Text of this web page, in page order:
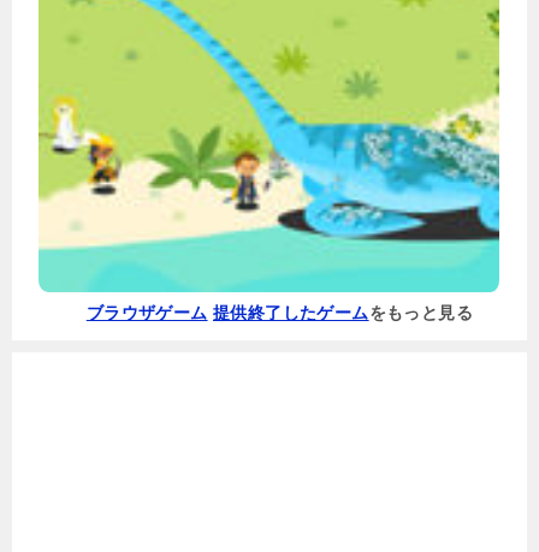
ブラウザゲーム 提供終了したゲームをもっと見る